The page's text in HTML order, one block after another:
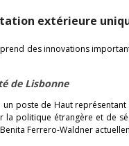
extérieure
des innovations
de Lisbonne
un poste de Haut
politique étrangère et de
Benita Ferrero-Waldner